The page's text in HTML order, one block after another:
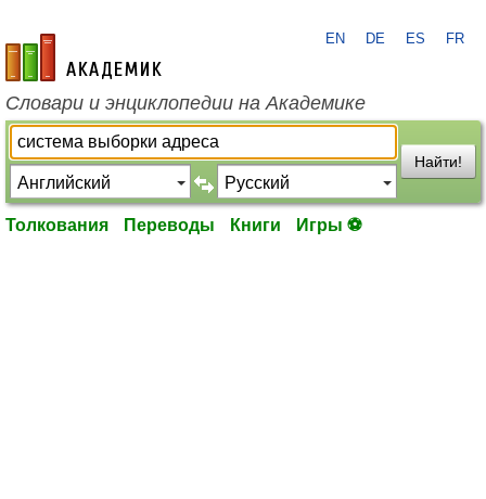
academic.ru
EN DE ES FR
Словари и энциклопедии на Академике
Найти!
Толкования Переводы Книги Игры ⚽